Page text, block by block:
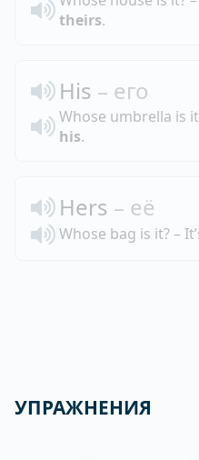
theirs.
His – его
Whose umbrella is
his.
Hers – её
Whose bag is it? –
УПРАЖНЕНИЯ